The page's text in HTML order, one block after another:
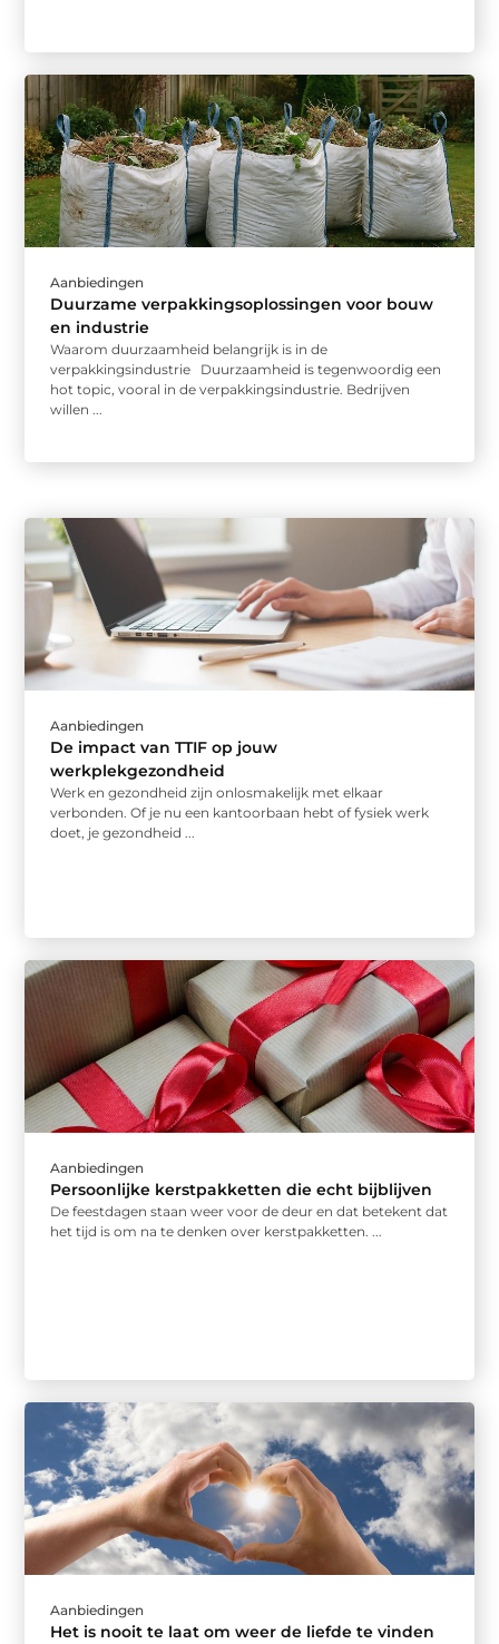
Aanbiedingen
Duurzame verpakkingsoplossingen voor bouw
en industrie
Waarom duurzaamheid belangrijk is in de
verpakkingsindustrie Duurzaamheid is tegenwoordig een
hot topic, vooral in de verpakkingsindustrie. Bedrijven
willen ...
Aanbiedingen
De impact van TTIF op jouw
werkplekgezondheid
Werk en gezondheid zijn onlosmakelijk met elkaar
verbonden. Of je nu een kantoorbaan hebt of fysiek werk
doet, je gezondheid ...
Aanbiedingen
Persoonlijke kerstpakketten die echt bijblijven
De feestdagen staan weer voor de deur en dat betekent dat
het tijd is om na te denken over kerstpakketten. ...
Aanbiedingen
Het is nooit te laat om weer de liefde te vinden